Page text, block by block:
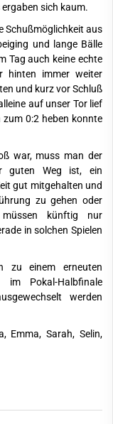
sich kaum.
Schußmöglichkeit aus
und lange Bälle
Tag auch keine echte
hinten immer weiter
und kurz vor Schluß
auf unser Tor lief
0:2 heben konnte
war, muss man der
guten Weg ist, ein
gut mitgehalten und
zu gehen oder
künftig nur
in solchen Spielen
zu einem erneuten
im Pokal-Halbfinale
werden
Emma, Sarah, Selin,